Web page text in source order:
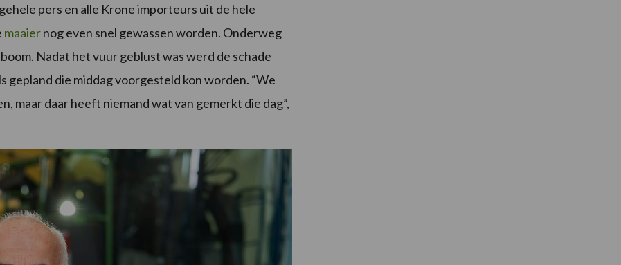
pers en alle Krone importeurs uit de hele
maaiernog even snel gewassen worden. Onderweg
Nadat het vuur geblust was werd de schade
die middag voorgesteld kon worden. “We
maar daar heeft niemand wat van gemerkt die dag”,